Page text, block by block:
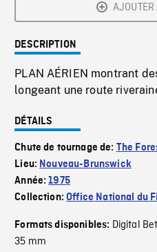
DESCRIPTION
PLAN AÉRIEN montrant
longeant une route
DÉTAILS
Chute de tournage de: The
Lieu: Nouveau-Brunswick
Année:1975
Collection:Office National du
Formats disponibles: Digital
35 mm